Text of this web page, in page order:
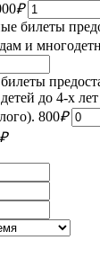
₽
билеты
и
до 4-х
800₽
₽